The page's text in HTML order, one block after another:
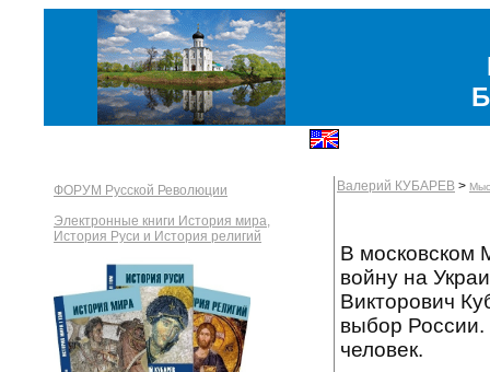
ФОРУМ Русской Революции
Электронные книги История мира,
История Руси и История религий
Валерий КУБАРЕВ >
В московском
войну на
Викторович
выбор
человек.